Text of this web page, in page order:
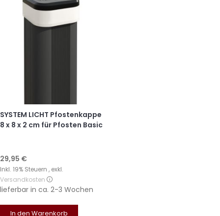
SYSTEM LICHT Pfostenkappe
8 x 8 x 2 cm für Pfosten Basic
29,95 €
Inkl. 19% Steuern , exkl.
Versandkosten
lieferbar in ca. 2-3 Wochen
In den Warenkorb